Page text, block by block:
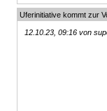
Uferinitiative kommt zur
12.10.23, 09:16 von